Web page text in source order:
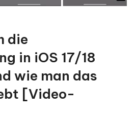
die
in iOS 17/18
wie man das
[Video-